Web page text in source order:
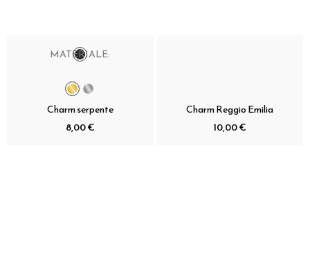
MATERIALE:
Charm serpente
8,00 €
Charm Reggio Emilia
10,00 €